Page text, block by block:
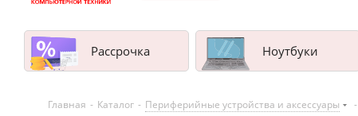
Рассрочка Ноутбуки
Главная - Каталог - Периферийные устройства и аксессуары -